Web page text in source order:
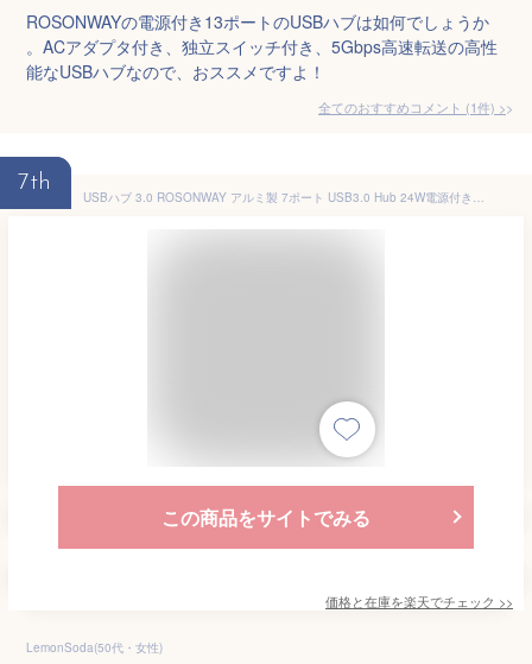
ROSONWAYの電源付き13ポートのUSBハブは如何でしょうか
。ACアダプタ付き、独立スイッチ付き、5Gbps高速転送の高性
能なUSBハブなので、おススメですよ！
全てのおすすめコメント (1件) >
7th
USBハブ 3.0 ROSONWAY アルミ製 7ポート USB3.0 Hub 24W電源付き バスパワーとセルフパワー両用 独立スイッチ 5Gbps高速転送、12V/2A ACアダプター(RSH-A37S)
この商品をサイトでみる
価格と在庫を楽天でチェック >>
LemonSoda(50代・女性)